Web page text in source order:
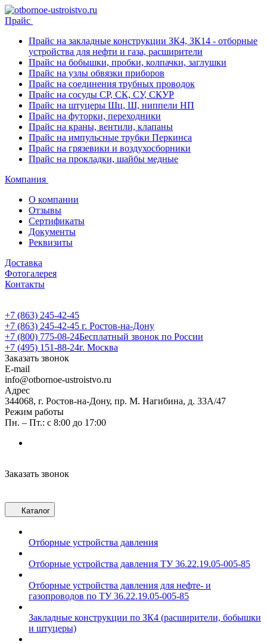
Прайс
Прайс на закладные конструкции ЗК4, ЗК14 - отборные
устройства для нефти и газа, расширители
Прайс на бобышки, пробки, колпачки, заглушки
Прайс на узлы обвязки приборов
Прайс на соединения трубных проводок
Прайс на сосуды СР, СК, СУ, СКУР
Прайс на штуцеры Шц, Ш, ниппели НП
Прайс на футорки, переходники
Прайс на краны, вентили, клапаны
Прайс на импульсные трубки Перкинса
Прайс на грязевики и воздухосборники
Прайс на прокладки, шайбы медные
Компания
О компании
Отзывы
Сертификаты
Документы
Реквизиты
Доставка
Фотогалерея
Контакты
+7 (863) 245-42-45
+7 (863) 245-42-45 г. Ростов-на-Дону
+7 (800) 775-08-24Бесплатный звонок по России
+7 (495) 151-88-24г. Москва
Заказать звонок
E-mail
info@otbornoe-ustroistvo.ru
Адрес
344068, г. Ростов-на-Дону, пр. М. Нагибина, д. 33А/47
Режим работы
Пн. – Пт.: с 8:00 до 17:00
Заказать звонок
Каталог
Отборные устройства давления
Отборные устройства давления ТУ 36.22.19.05-005-85
Отборные устройства давления для нефте- и
газопроводов по ТУ 36.22.19.05-005-85
Закладные конструкции по ЗК4 (расширители, бобышки
и штуцеры)